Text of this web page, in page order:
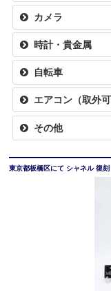
カメラ
時計・貴金属
自転車
エアコン（取外可
その他
東京都板橋区にて シャネル 復